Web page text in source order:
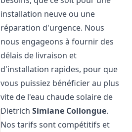
installation neuve ou une
réparation d'urgence. Nous
nous engageons à fournir des
délais de livraison et
d'installation rapides, pour que
vous puissiez bénéficier au plus
vite de l'eau chaude solaire de
DietrichSimiane Collongue.
Nos tarifs sont compétitifs et